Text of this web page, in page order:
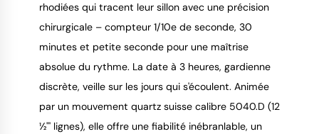
rhodiées qui tracent leur sillon avec une précision
chirurgicale – compteur 1/10e de seconde, 30
minutes et petite seconde pour une maîtrise
absolue du rythme. La date à 3 heures, gardienne
discrète, veille sur les jours qui s'écoulent. Animée
par un mouvement quartz suisse calibre 5040.D (12
½''' lignes), elle offre une fiabilité inébranlable, un